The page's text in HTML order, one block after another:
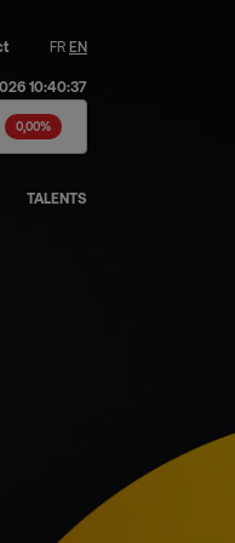
FR EN
Darty - Cours de
10:40:37
0,00%
TALENTS